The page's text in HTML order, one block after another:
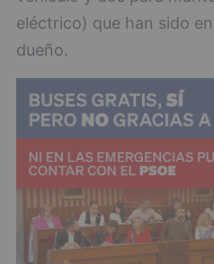
eléctrico) que han sido
dueño.